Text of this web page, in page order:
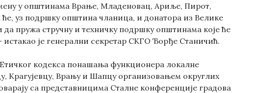
у општинама Врање, Младеновац, Ариље, Пирот,
уз подршку општина чланица, и донатора из Велике
пружа стручну и техничку подршку општинама које ће
је генерални секретар СКГО Ђорђе Станичић.
кодекса понашања функционера локалне
Крагујевцу, Врању и Шапцу организовањем округлих
са представницима Сталне конференције градова